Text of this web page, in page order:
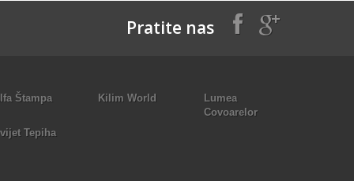
Pratite nas
Štampa Kilim World
Lumea
Covoarelor
Tepiha